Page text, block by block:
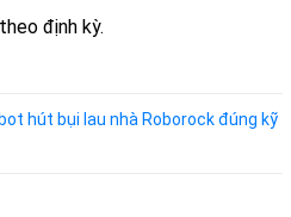
định kỳ.
hút bụi lau nhà Roborock đúng kỹ